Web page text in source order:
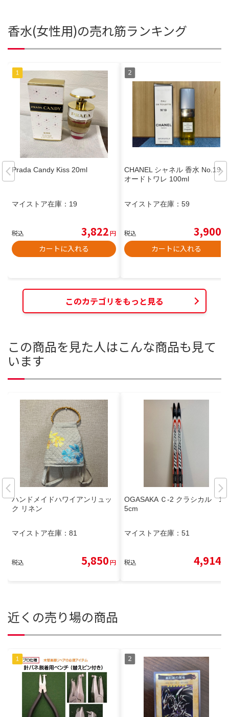
香水(女性用)の売れ筋ランキング
Prada Candy Kiss 20ml
マイストア在庫： 19
税込 3,822円
カートに入れる
CHANEL シャネル 香水 No.19
オードトワレ 100ml
マイストア在庫： 59
税込 3,900
カートに入れる
このカテゴリをもっと見る
この商品を見た人はこんな商品も見て
います
ハンドメイドハワイアンリュッ
ク リネン
マイストア在庫： 81
税込 5,850円
OGASAKA Ｃ-2 クラシカル 19
5cm
マイストア在庫： 51
税込 4,914
近くの売り場の商品